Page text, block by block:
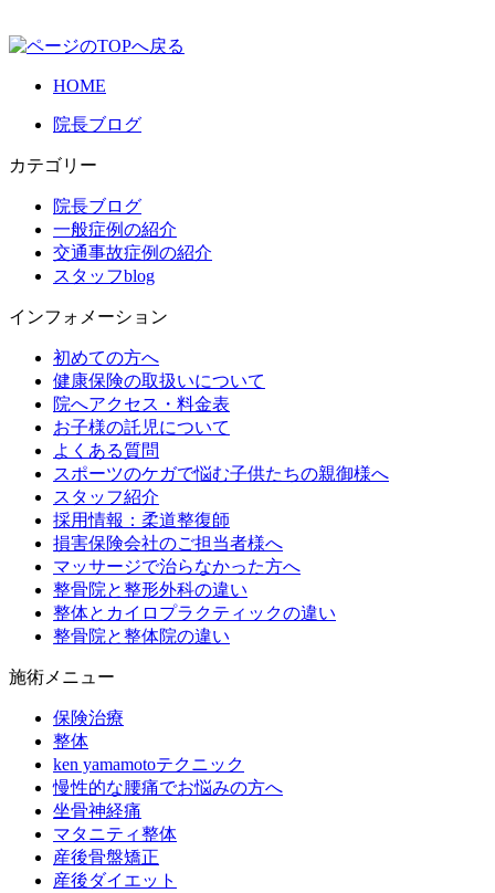
HOME
院長ブログ
カテゴリー
院長ブログ
一般症例の紹介
交通事故症例の紹介
スタッフblog
インフォメーション
初めての方へ
健康保険の取扱いについて
院へアクセス・料金表
お子様の託児について
よくある質問
スポーツのケガで悩む子供たちの親御様へ
スタッフ紹介
採用情報：柔道整復師
損害保険会社のご担当者様へ
マッサージで治らなかった方へ
整骨院と整形外科の違い
整体とカイロプラクティックの違い
整骨院と整体院の違い
施術メニュー
保険治療
整体
ken yamamotoテクニック
慢性的な腰痛でお悩みの方へ
坐骨神経痛
マタニティ整体
産後骨盤矯正
産後ダイエット